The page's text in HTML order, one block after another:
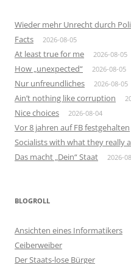
Wieder mehr Unrecht durch
Facts 2026-08-05
At least true for me 2026-08-05
How „unexpected“ 2026-08-05
Nur unfreundliches 2026-08-05
Ain’t nothing like corruption
Nice choices 2026-08-04
Vor 8 jahren auf FB festgehalten
Socialists with what they really
Das macht „Dein“ Staat 2026-
BLOGROLL
Ansichten eines Informatikers
Ceiberweiber
Der Staats-lose Bürger